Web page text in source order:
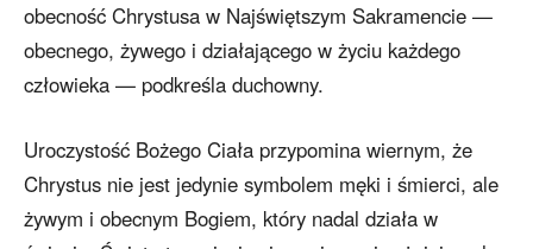
obecność Chrystusa w Najświętszym Sakramencie —
obecnego, żywego i działającego w życiu każdego
człowieka — podkreśla duchowny.
Uroczystość Bożego Ciała przypomina wiernym, że
Chrystus nie jest jedynie symbolem męki i śmierci, ale
żywym i obecnym Bogiem, który nadal działa w